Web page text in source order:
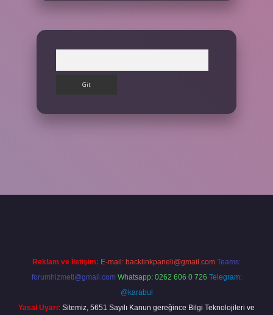
Reklam ve İletişim: E-mail: backlinkpaneli@gmail.com Teams:
forumhizmeti@gmail.com Whatsapp: 0262 606 0 726 Telegram:
@karabul
Yasal Uyarı: Sitemiz, 5651 Sayılı Kanun gereğince Bilgi Teknolojileri ve